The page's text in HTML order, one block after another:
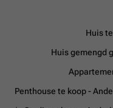
Huis
Huis gemengd
Penthouse te koop -